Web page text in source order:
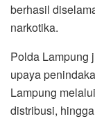
berhasil
narkotika.
Polda Lampung
upaya
Lampung
distribusi,